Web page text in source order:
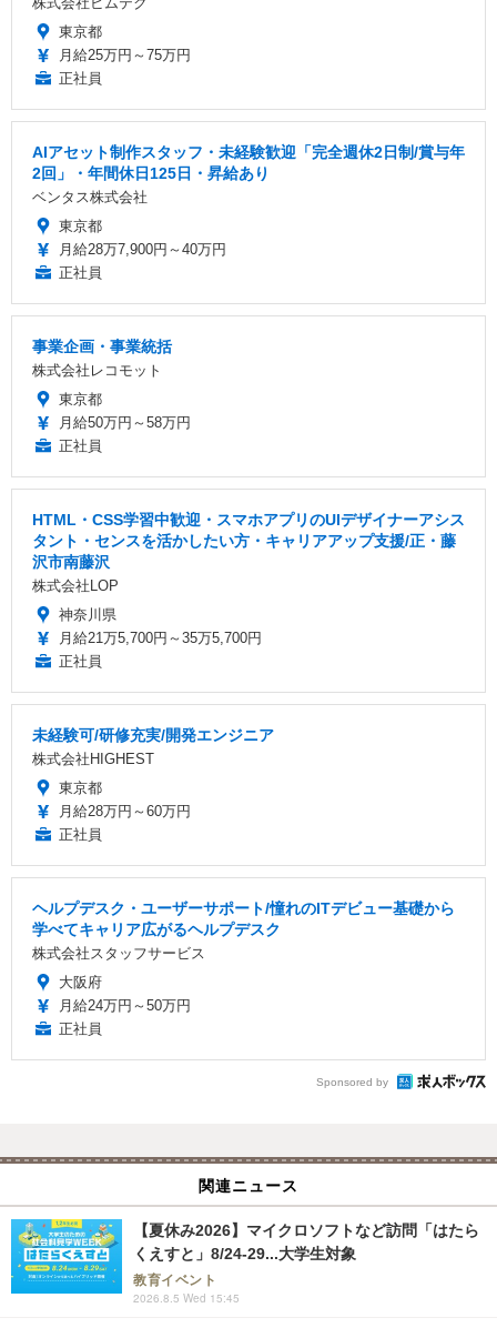
東京都
月給25万円～75万円
正社員
AIアセット制作スタッフ・未経験歓迎「完全週休2日制/賞与年
2回」・年間休日125日・昇給あり
ベンタス株式会社
東京都
月給28万7,900円～40万円
正社員
事業企画・事業統括
株式会社レコモット
東京都
月給50万円～58万円
正社員
HTML・CSS学習中歓迎・スマホアプリのUIデザイナーアシス
タント・センスを活かしたい方・キャリアアップ支援/正・藤
沢市南藤沢
株式会社LOP
神奈川県
月給21万5,700円～35万5,700円
正社員
未経験可/研修充実/開発エンジニア
株式会社HIGHEST
東京都
月給28万円～60万円
正社員
ヘルプデスク・ユーザーサポート/憧れのITデビュー基礎から
学べてキャリア広がるヘルプデスク
株式会社スタッフサービス
大阪府
月給24万円～50万円
正社員
Sponsored by
関連ニュース
【夏休み2026】マイクロソフトなど訪問「はたら
くえすと」8/24-29...大学生対象
教育イベント
2026.8.5 Wed 15:45